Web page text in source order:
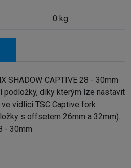
0 kg
SHADOW CAPTIVE 28 - 30mm
podložky, díky kterým lze nastavit
vidlici TSC Captive fork
s offsetem 26mm a 32mm).
- 30mm